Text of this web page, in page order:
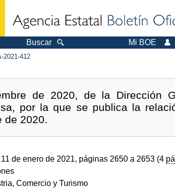
Buscar Mi BOE
2021-412
de 2020, de la Dirección
por la que se publica la
de 2020.
de enero de 2021, páginas 2650 a 2653 (4
Comercio y Turismo